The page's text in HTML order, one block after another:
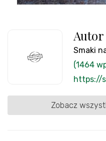
Autor
Smaki
(1464
https://
Zobacz